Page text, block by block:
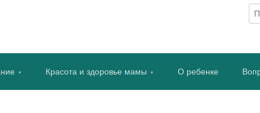
Красота и здоровье мамы О ребенке